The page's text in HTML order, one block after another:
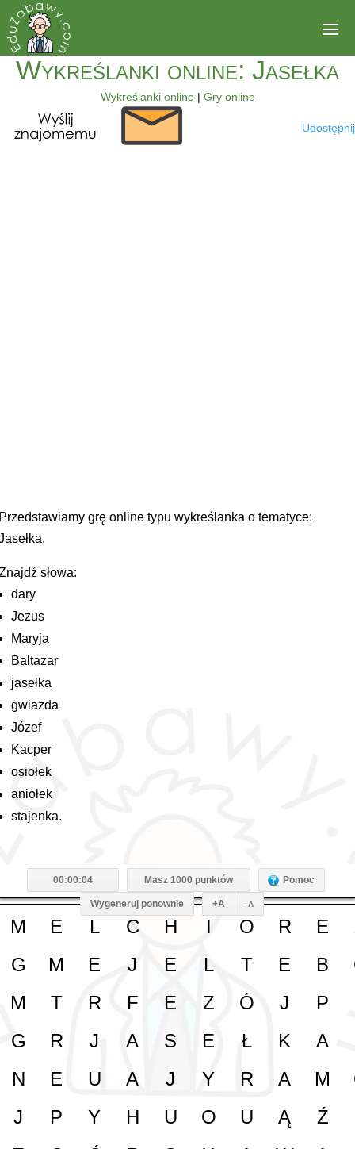
Wykreślanki online: Jasełka
Wykreślanki online| Gry online
Udostępnij
grę online typu wykreślanka o tematyce:
słowa:
dary
Jezus
Maryja
Baltazar
jasełka
gwiazda
Józef
Kacper
osiołek
aniołek
stajenka.